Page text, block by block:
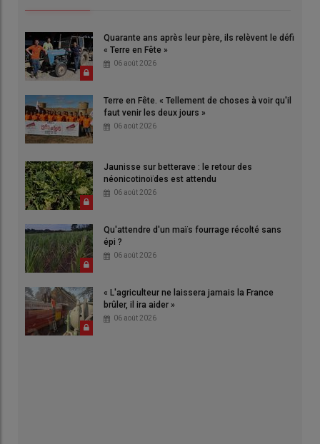
Quarante ans après leur père, ils relèvent le défi
« Terre en Fête »
06 août 2026
Terre en Fête. « Tellement de choses à voir qu'il
faut venir les deux jours »
06 août 2026
Jaunisse sur betterave : le retour des
néonicotinoïdes est attendu
06 août 2026
Qu'attendre d'un maïs fourrage récolté sans
épi ?
06 août 2026
« L'agriculteur ne laissera jamais la France
brûler, il ira aider »
06 août 2026